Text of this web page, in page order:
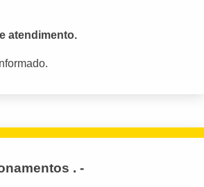
atendimento.
. -